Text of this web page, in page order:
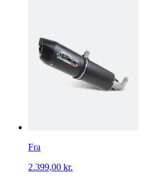
Fra
2.399,00 kr.